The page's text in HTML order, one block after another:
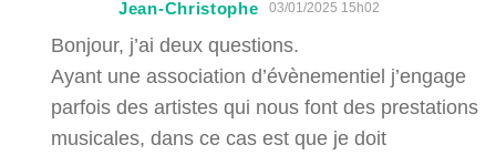
Jean-Christophe 03/01/2025 15h02
Bonjour, j’ai deux questions.
Ayant une association d’évènementiel j’engage
parfois des artistes qui nous font des prestations
musicales, dans ce cas est que je doit